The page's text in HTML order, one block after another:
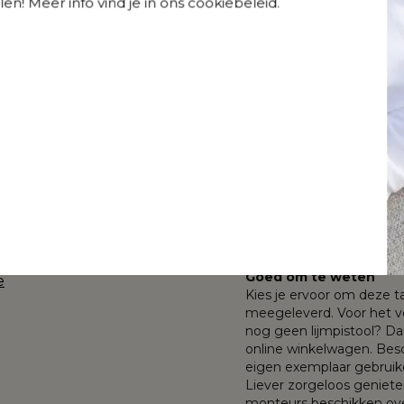
All Weather
poten
De Orso tuintafel, is
en het afgerond
zweeft, geeft de tafel
Het frame van de tafel
licht materiaal dat
waardoor het geen vuil
zorgt voor de UV- en
Een volkeramisch
temperatuur gebakken
stootje. Een
eenvoudig schoon te
Calacatta is een
een karakteristieke
Geniet van
Goed om te weten
Kies je ervoor om deze
meegeleverd. Voor het
nog geen lijmpistool?
online winkelwagen.
eigen exemplaar
Liever zorgeloos